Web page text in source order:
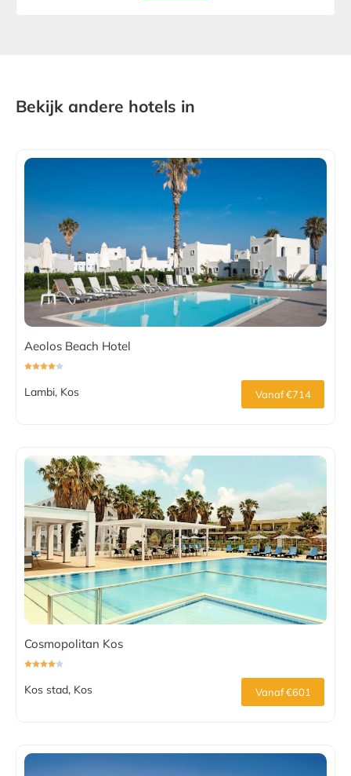
Bekijk andere hotels in
Aeolos Beach Hotel
Lambi, Kos Vanaf €714
Cosmopolitan Kos
Kos stad, Kos Vanaf €601